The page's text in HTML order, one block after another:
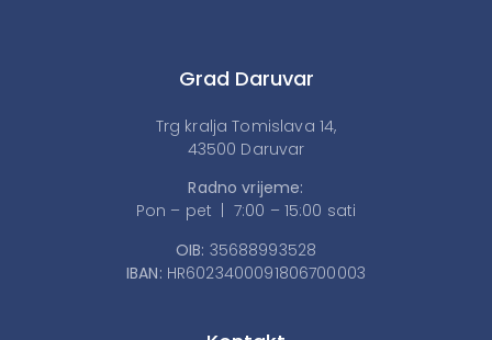
Grad Daruvar
Trg kralja Tomislava 14,
43500 Daruvar
Radno vrijeme:
Pon – pet | 7:00 – 15:00 sati
OIB: 35688993528
IBAN: HR6023400091806700003